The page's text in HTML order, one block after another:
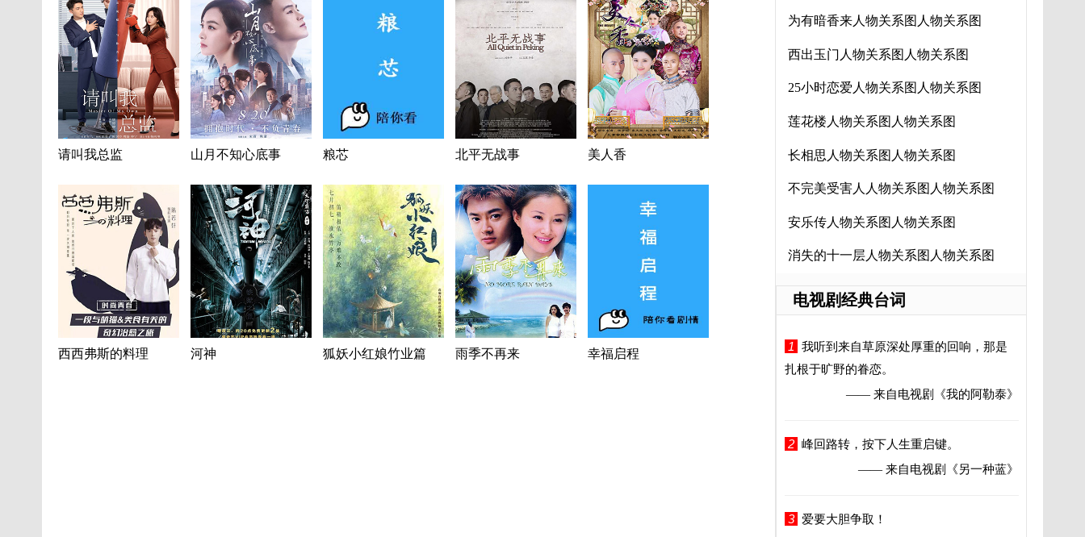
请叫我总监 山月不知心底事 粮芯 北平无战事 美人香
西西弗斯的料理 河神 狐妖小红娘竹业篇 雨季不再来 幸福启程
为有暗香来人物关系图人物关系图
西出玉门人物关系图人物关系图
25小时恋爱人物关系图人物关系图
莲花楼人物关系图人物关系图
长相思人物关系图人物关系图
不完美受害人人物关系图人物关系图
安乐传人物关系图人物关系图
消失的十一层人物关系图人物关系图
电视剧经典台词
1
我听到来自草原深处厚重的回响，那是
扎根于旷野的眷恋。
—— 来自电视剧
《我的阿勒泰》
2 峰回路转，按下人生重启键。
—— 来自电视剧
《另一种蓝》
3
爱要大胆争取！